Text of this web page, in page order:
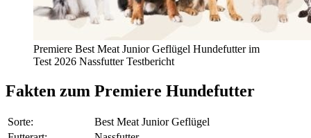
Premiere Best Meat Junior Geflügel Hundefutter im
Test 2026 Nassfutter Testbericht
Fakten zum Premiere Hundefutter
Sorte:
Best Meat Junior Geflügel